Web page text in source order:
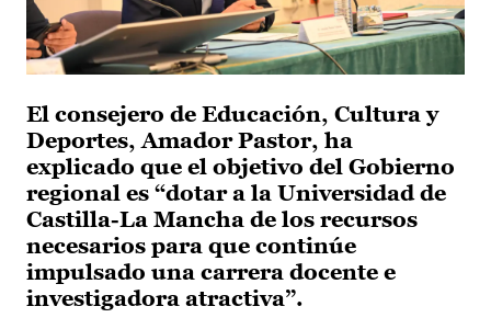
El consejero de Educación, Cultura y
Deportes, Amador Pastor, ha
explicado que el objetivo del Gobierno
regional es “dotar a la Universidad de
Castilla-La Mancha de los recursos
necesarios para que continúe
impulsado una carrera docente e
investigadora atractiva”.